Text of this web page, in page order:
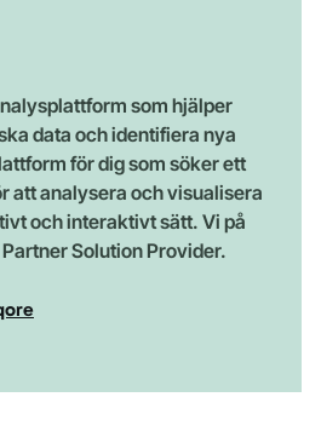
som hjälper
data och identifiera nya
för dig som söker ett
att analysera och visualisera
och interaktivt sätt. Vi på
Solution Provider.